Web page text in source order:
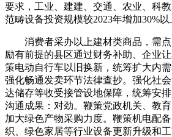
要求，工业、建建、交通、农业、科
范畴设备投资规模较2023年增加30%以
消费者采办以上建材类商品，需点
励有前提的县区通过财务补助、企业
策电动自行车以旧换新，统筹扩大内
强化畅通发卖环节法律查抄。强化社
达储存等收受接管设地保障，统筹安
沟通成果：对劲。鞭策党政机关、教
加大绿色产物采购力度。鞭策机电配
织、绿色家居等行业设备更新升级和工